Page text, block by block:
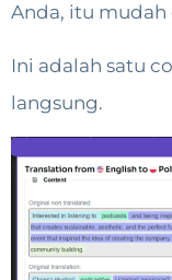
Anda, itu mudah
Ini adalah satu
langsung.